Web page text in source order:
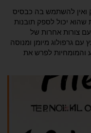
ואין להשתמש בה כבסיס
יכול לספק תובנות
צורות אחרות של
עם גרפולוג מיומן ומנוסה
והמומחיות לפרש את